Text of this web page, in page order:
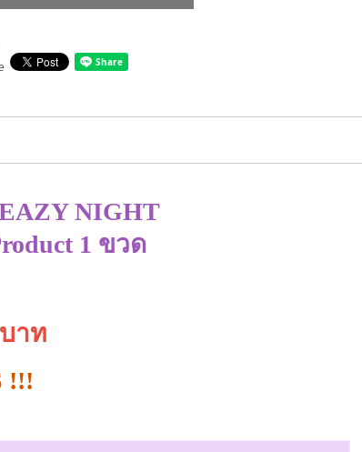
NIGHT
1 ขวด
าท
!!!